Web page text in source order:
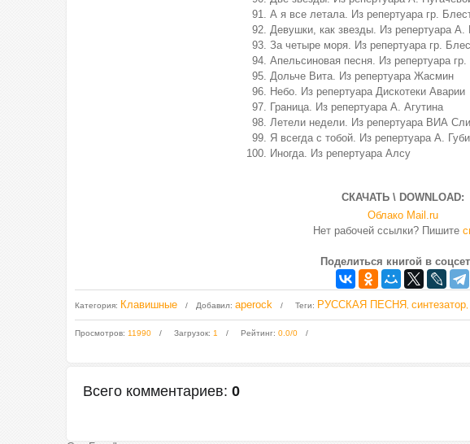
А я все летала. Из репертуара гр.
Девушки, как звезды. Из репертуара А.
За четыре моря. Из репертуара гр.
Апельсиновая песня. Из репертуара
Дольче Вита. Из репертуара Жасмин
Небо. Из репертуара Дискотеки Аварии
Граница. Из репертуара А. Агутина
Летели недели. Из репертуара ВИА
Я всегда с тобой. Из репертуара А.
Иногда. Из репертуара Алсу
СКАЧАТЬ \ DOWNLOAD:
Облако Mail.ru
Нет рабочей ссылки? Пишите
Поделиться книгой в
Категория: Клавишные Добавил: aperock Теги: РУССКАЯ ПЕСНЯ синтезатор
Просмотров: 11990 Загрузок: 1 Рейтинг: 0.0/0
Всего комментариев: 0